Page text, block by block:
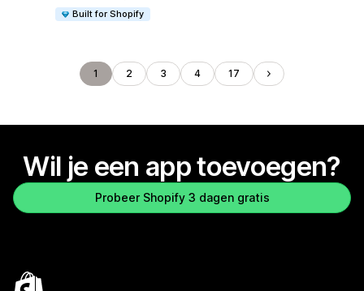
Built for Shopify
1 2 3 4 17
Wil je een app toevoegen?
Probeer Shopify 3 dagen gratis